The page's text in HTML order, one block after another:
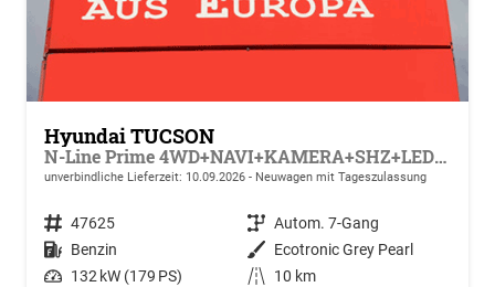
Hyundai TUCSON
N-Line Prime 4WD+NAVI+KAMERA+SHZ+LED+19''ALU+PDC
unverbindliche Lieferzeit: 10.09.2026 Neuwagen mit Tageszulassung
Fahrzeugnr. 47625 Getriebe Autom. 7-Gang
Kraftstoff Benzin Außenfarbe Ecotronic Grey Pearl
Leistung 132 kW (179 PS) Kilometerstand 10 km